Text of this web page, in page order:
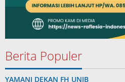
Berita Populer
YAMANI DEKAN FH UNIB